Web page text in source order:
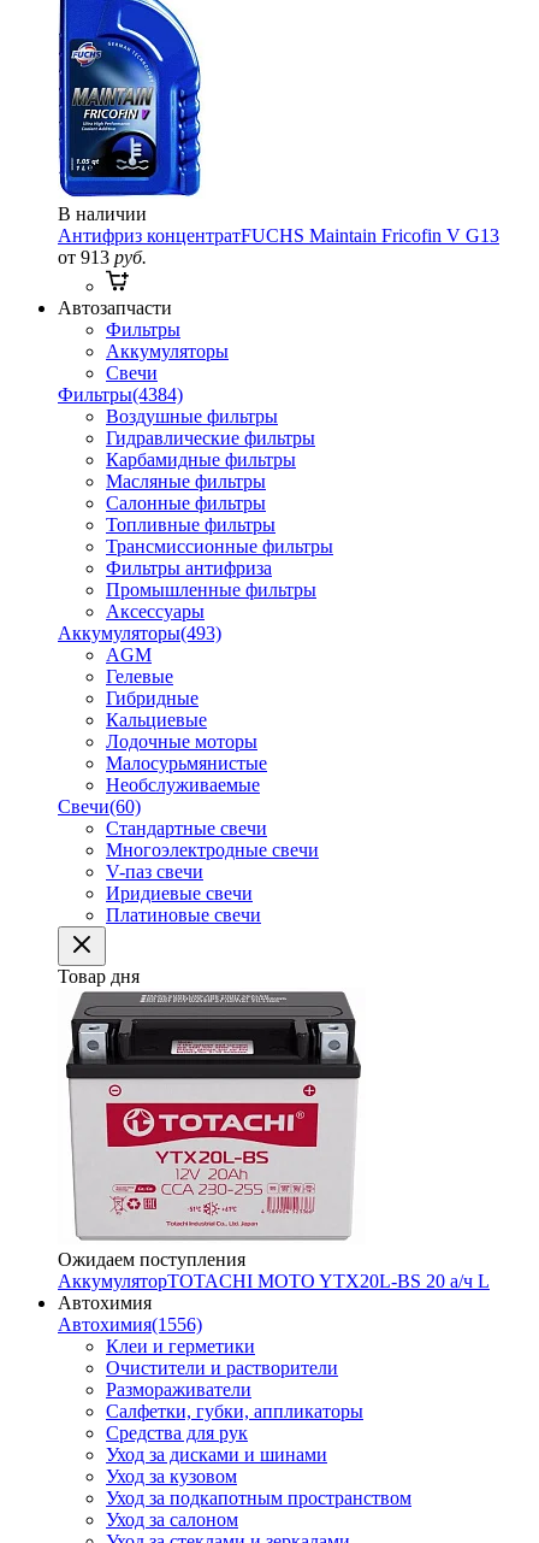
В наличии
Антифриз концентратFUCHS Maintain Fricofin V G13
от 913 руб.
Автозапчасти
Фильтры
Аккумуляторы
Свечи
Фильтры(4384)
Воздушные фильтры
Гидравлические фильтры
Карбамидные фильтры
Масляные фильтры
Салонные фильтры
Топливные фильтры
Трансмиссионные фильтры
Фильтры антифриза
Промышленные фильтры
Аксессуары
Аккумуляторы(493)
AGM
Гелевые
Гибридные
Кальциевые
Лодочные моторы
Малосурьмянистые
Необслуживаемые
Свечи(60)
Стандартные свечи
Многоэлектродные свечи
V-паз свечи
Иридиевые свечи
Платиновые свечи
Товар дня
Ожидаем поступления
АккумуляторTOTACHI MOTO YTX20L-BS 20 а/ч L
Автохимия
Автохимия(1556)
Клеи и герметики
Очистители и растворители
Размораживатели
Салфетки, губки, аппликаторы
Средства для рук
Уход за дисками и шинами
Уход за кузовом
Уход за подкапотным пространством
Уход за салоном